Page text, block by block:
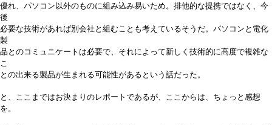
優れ、パソコン以外のものに組み込み易いため。排他的な提携ではなく、今
後
必要な技術があれば別会社と組むことも考えているそうだ。パソコンと電化
製
品とのコミュニケートは必要で、それによって新しく技術的に高度で複雑な
こ
との出来る製品が生まれる可能性があるという話だった。
と、ここまではお決まりのレポートであるが、ここからは、ちょっと感想
を。